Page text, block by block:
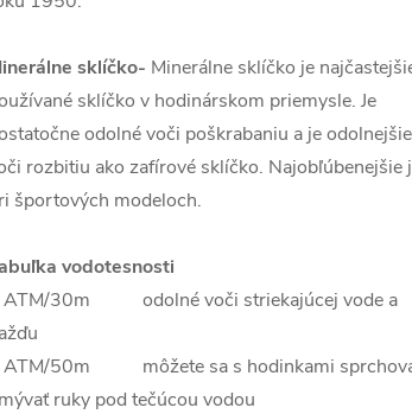
sklíčko- Minerálne sklíčko je
sklíčko v hodinárskom priemysle. Je
odolné voči poškrabaniu a je odolnejšie
rozbitiu ako zafírové sklíčko. Najobľúbenejšie
športových modeloch.
vodotesnosti
ATM/30m odolné voči striekajúcej vode a
ATM/50m môžete sa s hodinkami
ruky pod tečúcou vodou